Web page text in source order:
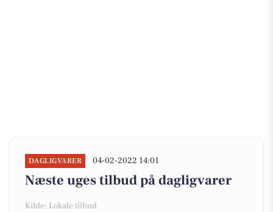
DAGLIGVARER 04-02-2022 14:01
Næste uges tilbud på dagligvarer
Kilde: Lokale tilbud